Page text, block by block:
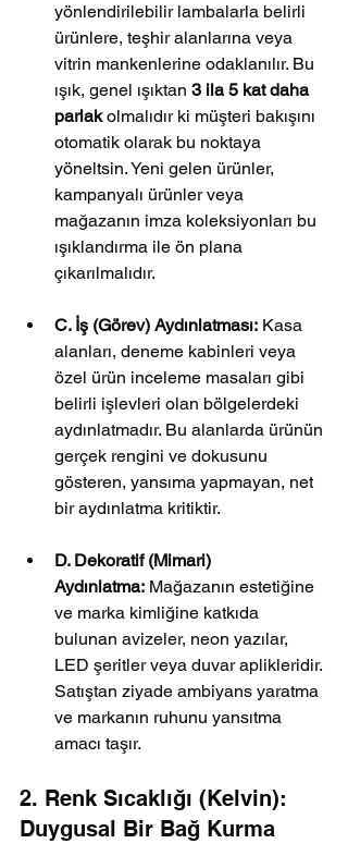
yönlendirilebilir lambalarla belirli
ürünlere, teşhir alanlarına veya
vitrin mankenlerine odaklanılır. Bu
ışık, genel ışıktan 3 ila 5 kat daha
parlak olmalıdır ki müşteri bakışını
otomatik olarak bu noktaya
yöneltsin. Yeni gelen ürünler,
kampanyalı ürünler veya
mağazanın imza koleksiyonları bu
ışıklandırma ile ön plana
çıkarılmalıdır.
C. İş (Görev) Aydınlatması: Kasa
alanları, deneme kabinleri veya
özel ürün inceleme masaları gibi
belirli işlevleri olan bölgelerdeki
aydınlatmadır. Bu alanlarda ürünün
gerçek rengini ve dokusunu
gösteren, yansıma yapmayan, net
bir aydınlatma kritiktir.
D. Dekoratif (Mimari)
Aydınlatma: Mağazanın estetiğine
ve marka kimliğine katkıda
bulunan avizeler, neon yazılar,
LED şeritler veya duvar aplikleridir.
Satıştan ziyade ambiyans yaratma
ve markanın ruhunu yansıtma
amacı taşır.
2. Renk Sıcaklığı (Kelvin):
Duygusal Bir Bağ Kurma